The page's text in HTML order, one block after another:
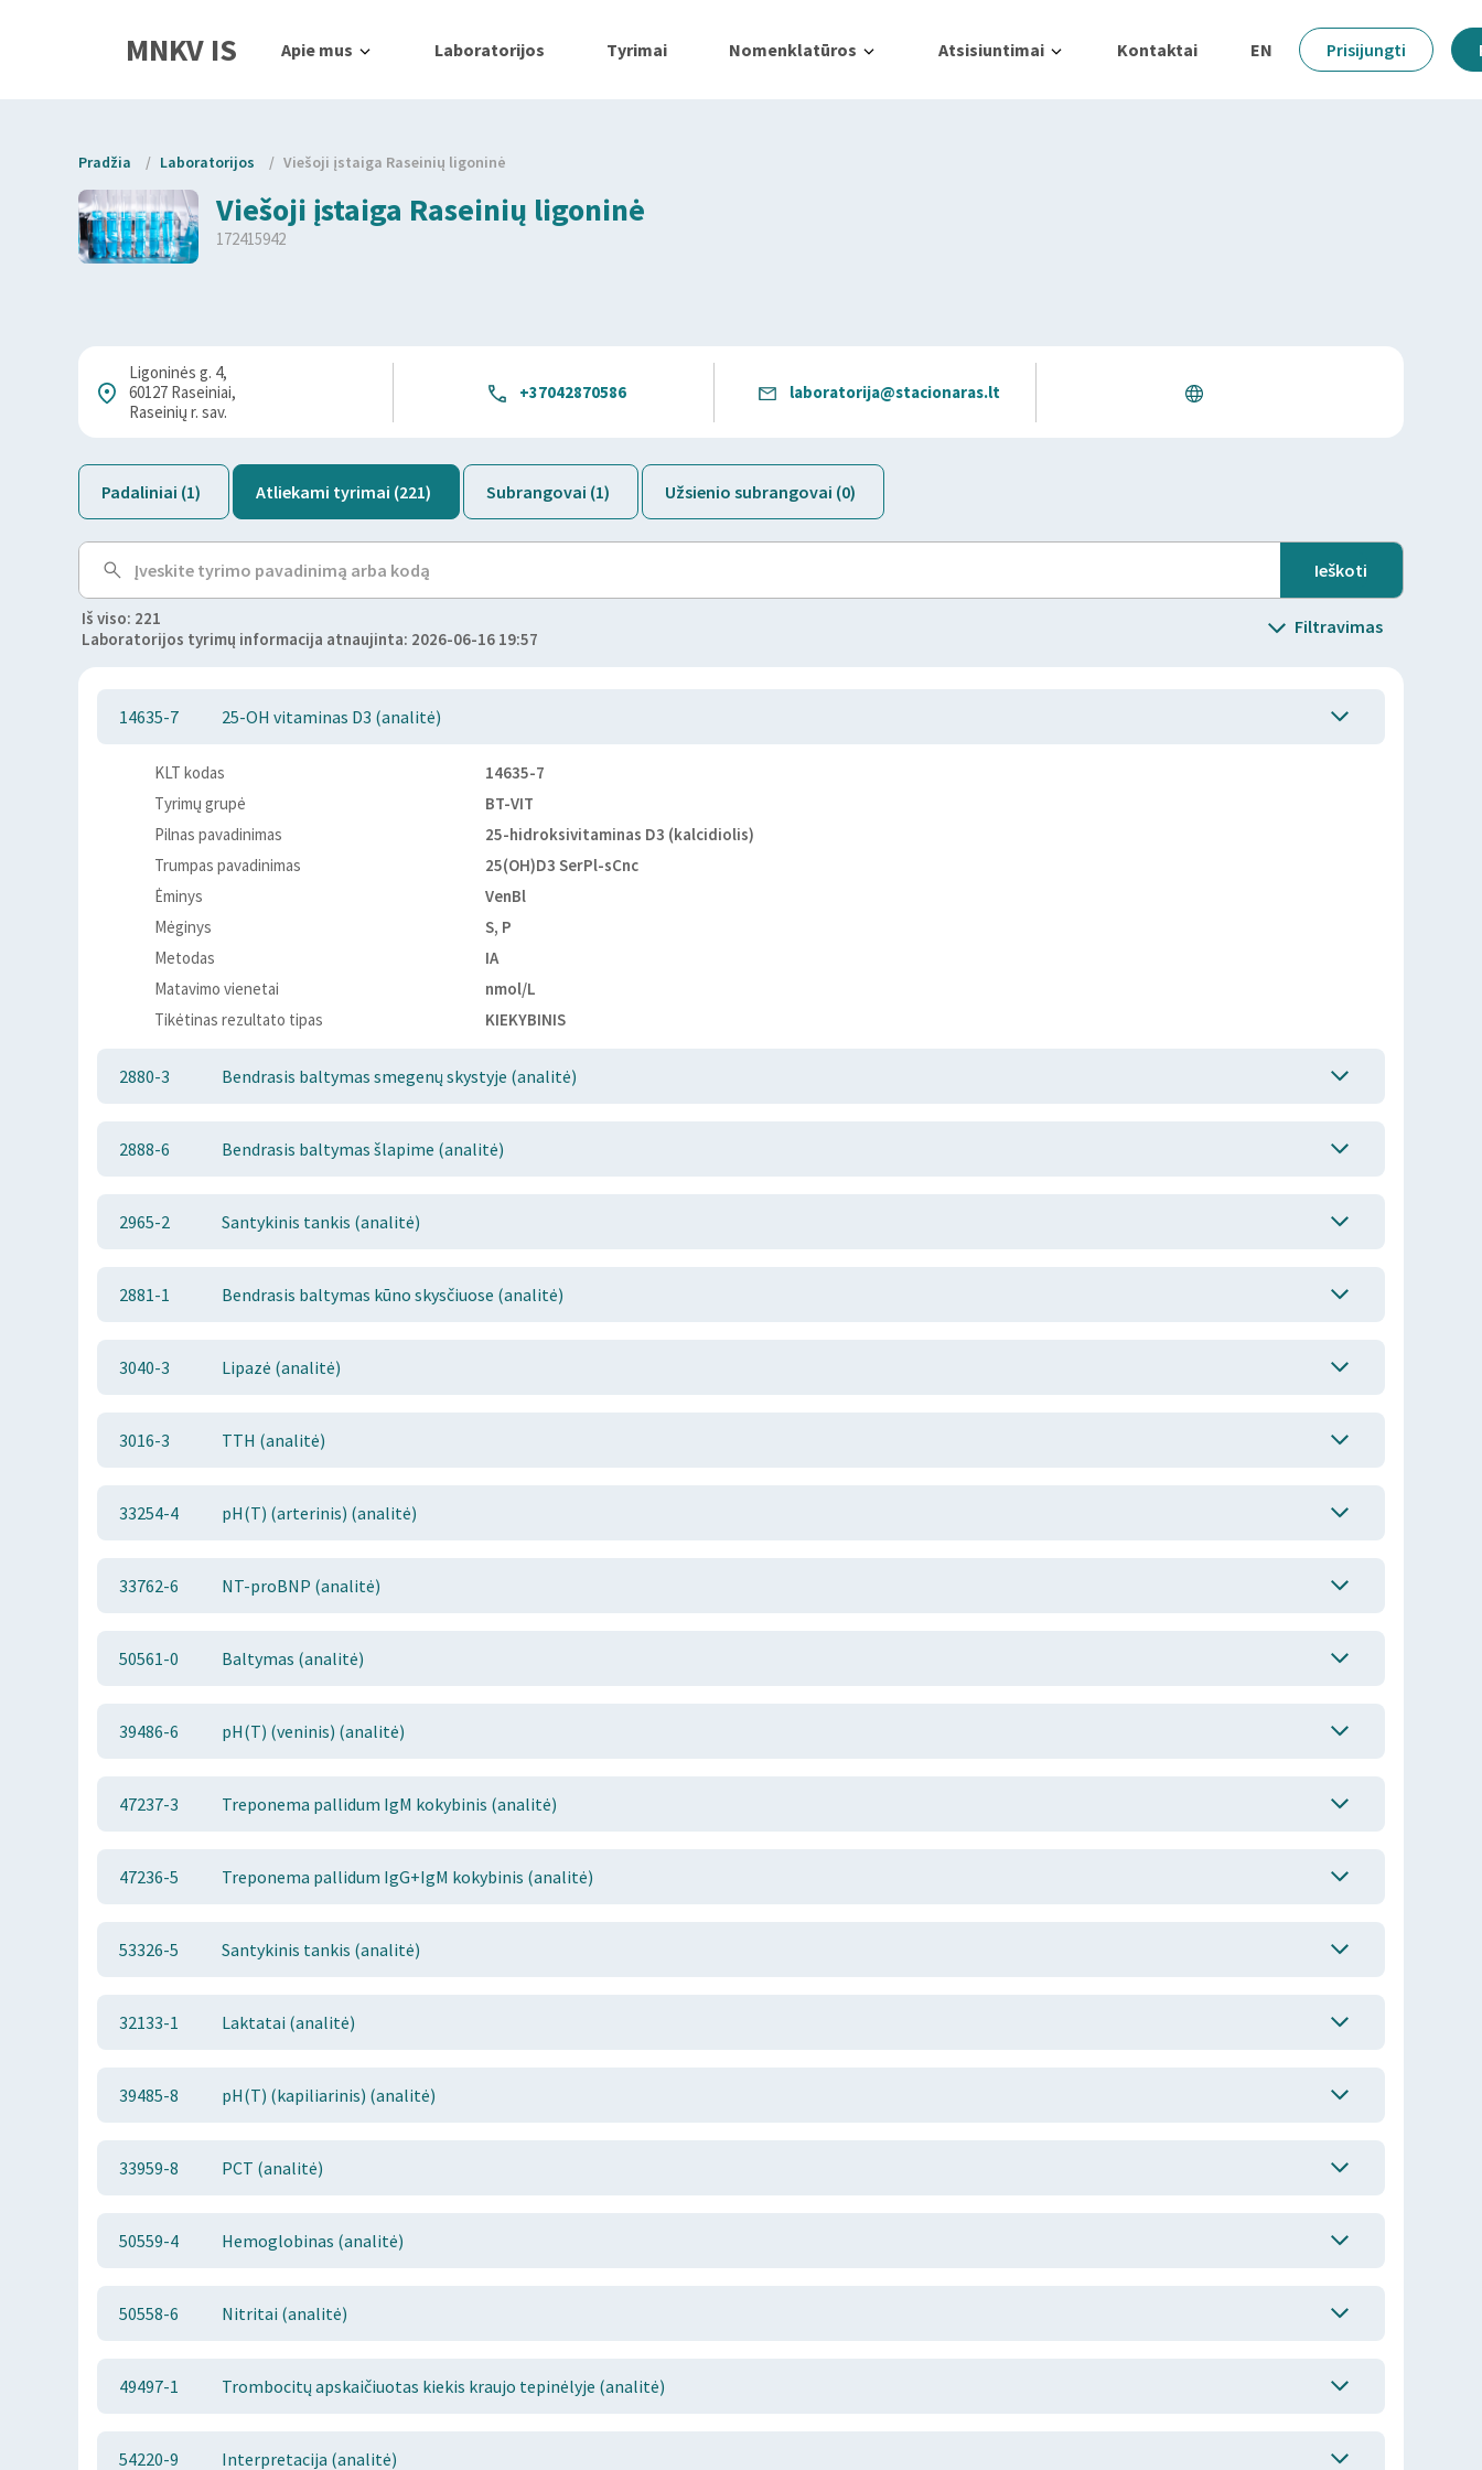
MNKV IS Apie mus Laboratorijos Tyrimai Nomenklatūros Atsisiuntimai Kontaktai EN Prisijungti
Pradžia / Laboratorijos / Viešoji įstaiga Raseinių ligoninė
Viešoji įstaiga Raseinių ligoninė
172415942
Ligoninės g. 4,
60127 Raseiniai,
Raseinių r. sav.
+37042870586 laboratorija@stacionaras.lt
Padaliniai (1) Atliekami tyrimai (221) Subrangovai (1) Užsienio subrangovai (0)
Iš viso: 221
Laboratorijos tyrimų informacija atnaujinta: 2026-06-16 19:57
Filtravimas
14635-7 25-OH vitaminas D3 (analitė)
KLT kodas
14635-7
Tyrimų grupė
BT-VIT
Pilnas pavadinimas
25-hidroksivitaminas D3 (kalcidiolis)
Trumpas pavadinimas
25(OH)D3 SerPl-sCnc
Ėminys
VenBl
Mėginys
S, P
Metodas
IA
Matavimo vienetai
nmol/L
Tikėtinas rezultato tipas
KIEKYBINIS
2880-3 Bendrasis baltymas smegenų skystyje (analitė)
2888-6 Bendrasis baltymas šlapime (analitė)
2965-2 Santykinis tankis (analitė)
2881-1 Bendrasis baltymas kūno skysčiuose (analitė)
3040-3 Lipazė (analitė)
3016-3 TTH (analitė)
33254-4 pH(T) (arterinis) (analitė)
33762-6 NT-proBNP (analitė)
50561-0 Baltymas (analitė)
39486-6 pH(T) (veninis) (analitė)
47237-3 Treponema pallidum IgM kokybinis (analitė)
47236-5 Treponema pallidum IgG+IgM kokybinis (analitė)
53326-5 Santykinis tankis (analitė)
32133-1 Laktatai (analitė)
39485-8 pH(T) (kapiliarinis) (analitė)
33959-8 PCT (analitė)
50559-4 Hemoglobinas (analitė)
50558-6 Nitritai (analitė)
49497-1 Trombocitų apskaičiuotas kiekis kraujo tepinėlyje (analitė)
54220-9 Interpretacija (analitė)